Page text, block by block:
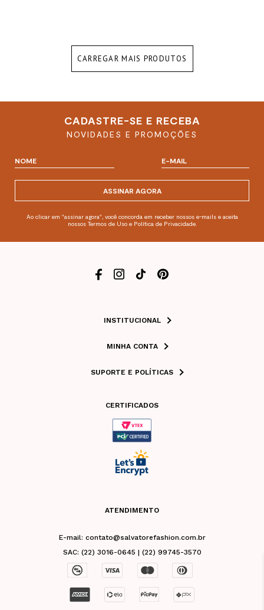
CARREGAR MAIS PRODUTOS
CADASTRE-SE E RECEBA
NOVIDADES E PROMOÇÕES
ASSINAR AGORA
Ao clicar em "assinar agora", você concorda em receber nossos e-mails e aceita
nossos Termos de Uso e Política de Privacidade.
INSTITUCIONAL
MINHA CONTA
SUPORTE E POLÍTICAS
CERTIFICADOS
ATENDIMENTO
E-mail: contato@salvatorefashion.com.br
SAC: (22) 3016-0645 | (22) 99745-3570